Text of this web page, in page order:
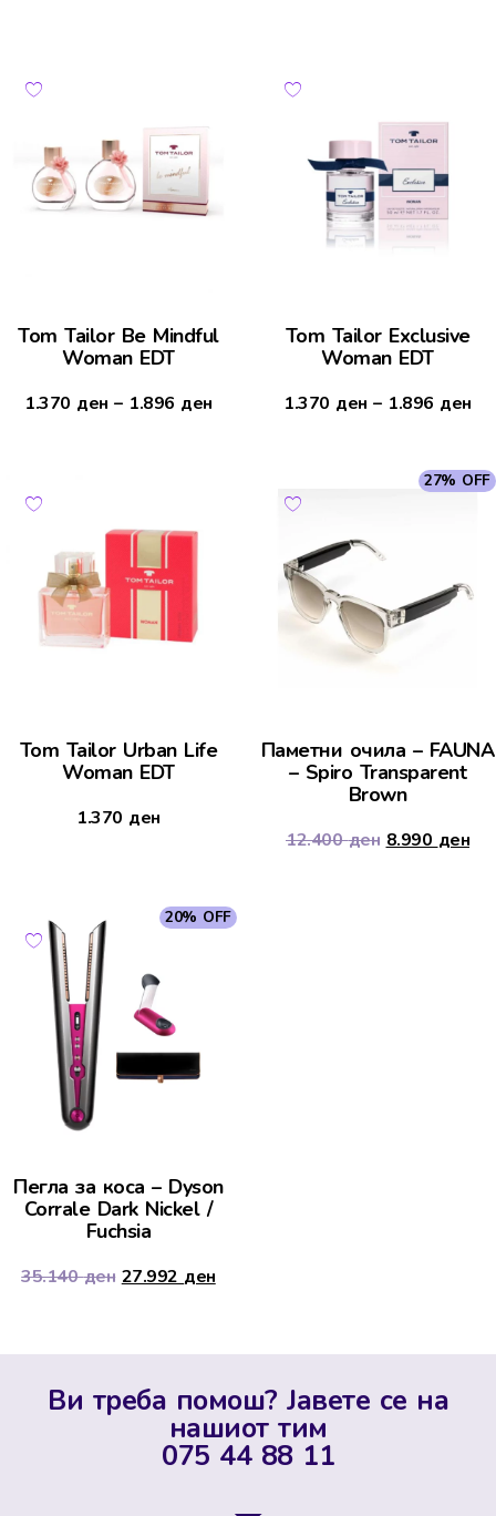
Tom Tailor Be Mindful
Woman EDT
1.370 ден – 1.896 ден
Tom Tailor Exclusive
Woman EDT
1.370 ден – 1.896 ден
Tom Tailor Urban Life
Woman EDT
1.370 ден
27% OFF
Паметни очила – FAUNA
– Spiro Transparent
Brown
12.400ден 8.990 ден
20% OFF
Пегла за коса – Dyson
Corrale Dark Nickel /
Fuchsia
35.140ден 27.992 ден
Ви треба помош? Јавете се на
нашиот тим
075 44 88 11